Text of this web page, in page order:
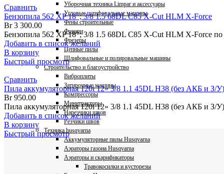
Уборочная техника Limpar и аксессуары
Угловые шлифовальные машины
Фены строительные
Фонари
Фрезеры
Цепные пилы
Шлифовальные и полировальные машины
Строительство и благоустройство
Виброплиты
Затирочные машины
Компрессоры
Минитракторы
Нарезчики швов
Резчики швов
Техника husqvarna
Аккумуляторные пилы Husqvarna
Аэраторы газона Husqvarna
Аэраторы и скарификаторы
Травокосилки и кусторезы
Сравнить
Бензопила 562 XP 18″; 3/8 1.5 68DL C85 X-Cut HLM X-Force
Br3 300.00
Бензопила 562 XP 18″; 3/8 1.5 68DL C85 X-Cut HLM X-Force
Добавить в список желаний
В корзину
Быстрый просмотр
Сравнить
Пила аккумуляторная 120i 12» 3/8 1.1 45DL H38 (без АКБ и З/У)
Br950.00
Пила аккумуляторная 120i 12» 3/8 1.1 45DL H38 (без АКБ и З/
Добавить в список желаний
В корзину
Быстрый просмотр